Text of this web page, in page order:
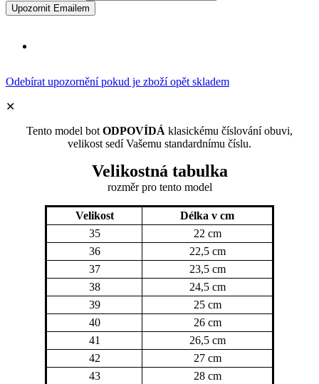
Upozornit Emailem
Odebírat upozornění pokud je zboží opět skladem
✕
Tento model bot ODPOVÍDÁ klasickému číslování obuvi,
velikost sedí Vašemu standardnímu číslu.
Velikostná tabulka
rozměrpro tento model
Velikost
Délka v cm
35
22 cm
36
22,5 cm
37
23,5 cm
38
24,5 cm
39
25 cm
40
26 cm
41
26,5 cm
42
27 cm
43
28 cm